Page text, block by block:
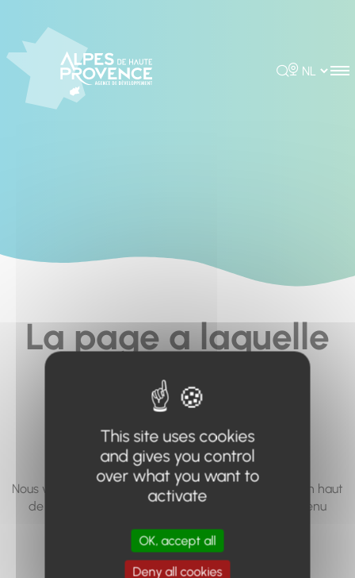
Rechercher
Choisir la
La page a laquelle
vous cherchez à
accéder n'existe
pas... ou plus.
Nous vous invitons à utiliser le moteur de recherche en haut
de page, ou à utiliser le menu pour trouver le contenu
Retour à l'accueil
This site uses cookies
and gives you control
over what you want to
activate
OK, accept all
Deny all cookies